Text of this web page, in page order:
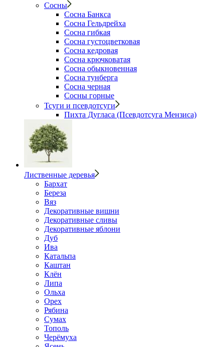
Сосны
Сосна Банкса
Сосна Гельдрейха
Сосна гибкая
Сосна густоцветковая
Сосна кедровая
Сосна крючковатая
Сосна обыкновенная
Сосна тунберга
Сосна черная
Сосны горные
Тсуги и псевдотсуги
Пихта Дугласа (Псевдотсуга Мензиса)
Лиственные деревья
Бархат
Береза
Вяз
Декоративные вишни
Декоративные сливы
Декоративные яблони
Дуб
Ива
Катальпа
Каштан
Клён
Липа
Ольха
Орех
Рябина
Сумах
Тополь
Черёмуха